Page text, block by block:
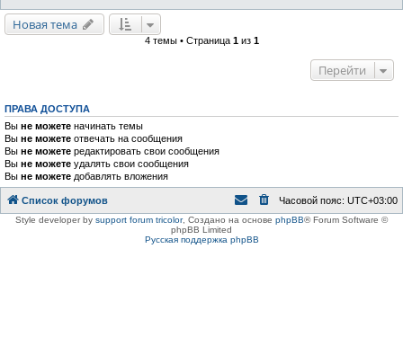
Новая тема
4 темы • Страница 1из 1
Перейти
ПРАВА ДОСТУПА
Вы не можете начинать темы
Вы не можете отвечать на сообщения
Вы не можете редактировать свои сообщения
Вы не можете удалять свои сообщения
Вы не можете добавлять вложения
Список форумов Часовой пояс: UTC+03:00
Style developer by support forum tricolor, Создано на основе phpBB® Forum Software ©
phpBB Limited
Русская поддержка phpBB